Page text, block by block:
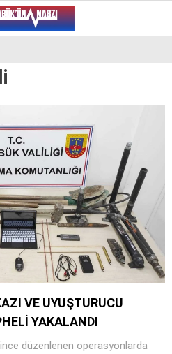
WhatsApp İhbar Hattı
19.7
VE UYUŞTURUCU
YAKALANDI
düzenlenen operasyonlarda